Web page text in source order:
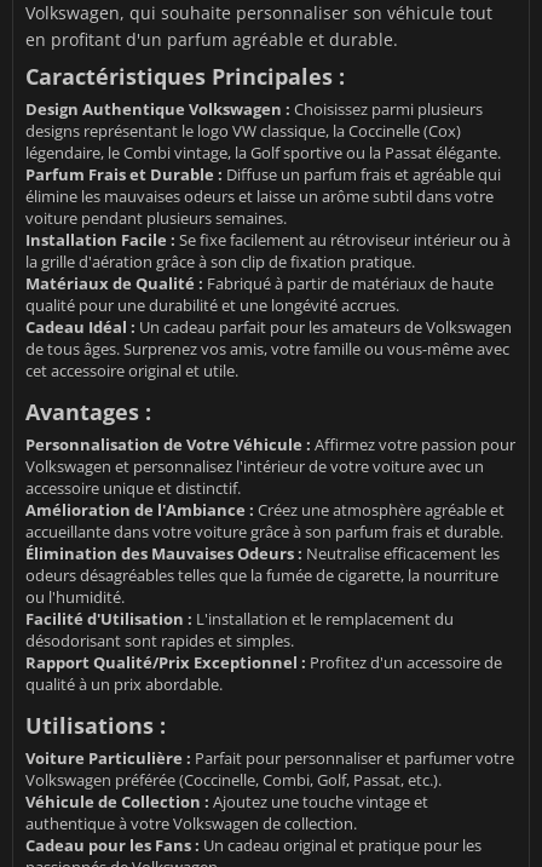
Volkswagen, qui souhaite personnaliser son véhicule tout
en profitant d'un parfum agréable et durable.
Caractéristiques Principales :
Design Authentique Volkswagen : Choisissez parmi plusieurs
designs représentant le logo VW classique, la Coccinelle (Cox)
légendaire, le Combi vintage, la Golf sportive ou la Passat élégante.
Parfum Frais et Durable : Diffuse un parfum frais et agréable qui
élimine les mauvaises odeurs et laisse un arôme subtil dans votre
voiture pendant plusieurs semaines.
Installation Facile : Se fixe facilement au rétroviseur intérieur ou à
la grille d'aération grâce à son clip de fixation pratique.
Matériaux de Qualité : Fabriqué à partir de matériaux de haute
qualité pour une durabilité et une longévité accrues.
Cadeau Idéal : Un cadeau parfait pour les amateurs de Volkswagen
de tous âges. Surprenez vos amis, votre famille ou vous-même avec
cet accessoire original et utile.
Avantages :
Personnalisation de Votre Véhicule : Affirmez votre passion pour
Volkswagen et personnalisez l'intérieur de votre voiture avec un
accessoire unique et distinctif.
Amélioration de l'Ambiance : Créez une atmosphère agréable et
accueillante dans votre voiture grâce à son parfum frais et durable.
Élimination des Mauvaises Odeurs : Neutralise efficacement les
odeurs désagréables telles que la fumée de cigarette, la nourriture
ou l'humidité.
Facilité d'Utilisation : L'installation et le remplacement du
désodorisant sont rapides et simples.
Rapport Qualité/Prix Exceptionnel : Profitez d'un accessoire de
qualité à un prix abordable.
Utilisations :
Voiture Particulière : Parfait pour personnaliser et parfumer votre
Volkswagen préférée (Coccinelle, Combi, Golf, Passat, etc.).
Véhicule de Collection : Ajoutez une touche vintage et
authentique à votre Volkswagen de collection.
Cadeau pour les Fans : Un cadeau original et pratique pour les